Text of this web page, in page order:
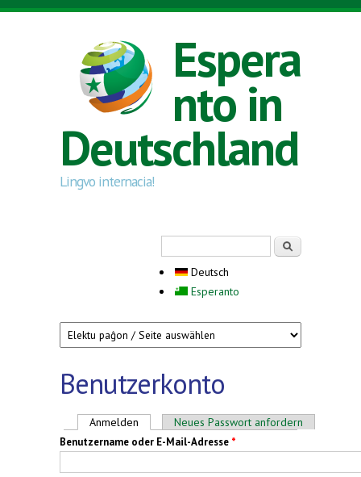
Direkt zum Inhalt
Espera
nto in
Deutschland
Lingvo internacia!
Deutsch
Esperanto
Benutzerkonto
Haupt-Reiter
Anmelden (aktiver Reiter)
Neues Passwort anfordern
Benutzername oder E-Mail-Adresse *